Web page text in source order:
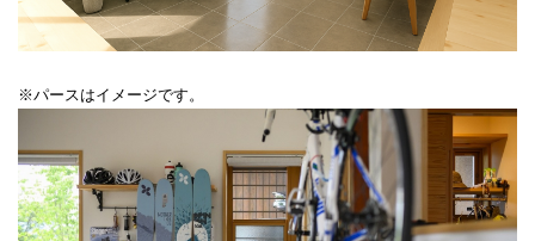
※パースはイメージです。